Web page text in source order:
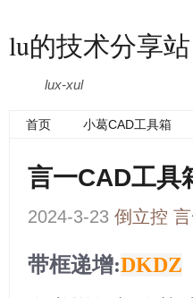
lu的技术分享站
lux-xul
首页 小葛CAD工具箱
言一CAD工具
2024-3-23 倒立控
带框递增:DKDZ